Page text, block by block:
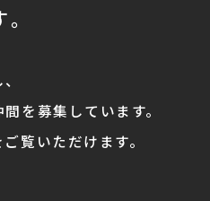
を募集しています。
覧いただけます。